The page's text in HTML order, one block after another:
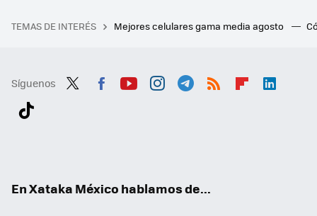
TEMAS DE INTERÉS Mejores celulares gama media agosto
Síguenos
En Xataka México hablamos de...